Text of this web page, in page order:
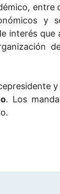
y
interés
. Los